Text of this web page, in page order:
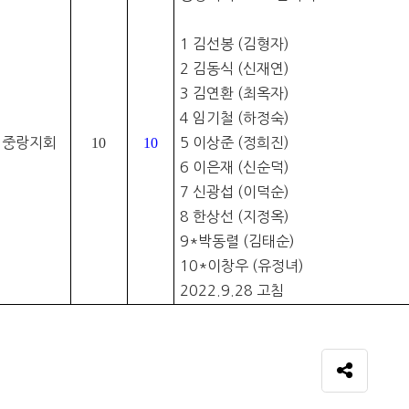
중랑지회 10 10
1 김선봉 (김형자)
2 김동식 (신재연)
3 김연환 (최옥자)
4 임기철 (하정숙)
5 이상준 (정희진)
6 이은재 (신순덕)
7 신광섭 (이덕순)
8 한상선 (지정옥)
9*박동렬 (김태순)
10*이창우 (유정녀)
2022.9.28 고침
SNS 공